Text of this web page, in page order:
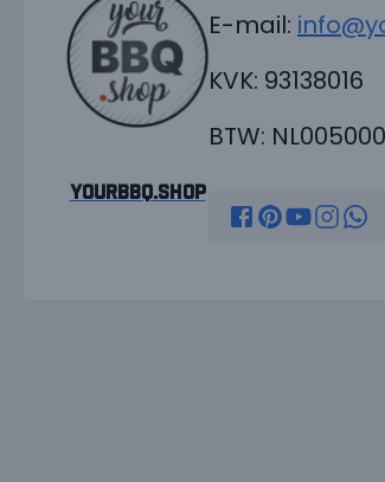
YourBBQ.shop
E-mail:
KVK: 93138016
BTW: